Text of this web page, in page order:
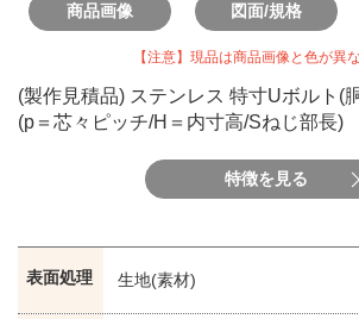
商品画像 図面/規格
【注意】現品は商品画像と色が異
(製作見積品) ステンレス 特寸Uボルト(
(p＝芯々ピッチ/H＝内寸高/Sねじ部長)
特徴を見る
表面処理 生地(素材)